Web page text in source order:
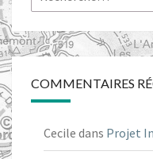
COMMENTAIRES
Cecile dans Projet